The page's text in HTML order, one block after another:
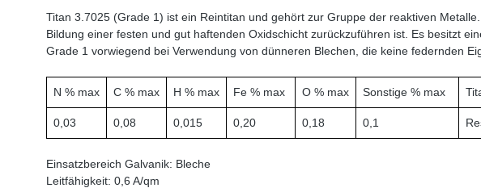
Titan 3.7025 (Grade 1) ist ein Reintitan und gehört zur Gruppe der reaktiven
Bildung einer festen und gut haftenden Oxidschicht zurückzuführen ist. Es besitzt
Grade 1 vorwiegend bei Verwendung von dünneren Blechen, die keine federnden
N % max C % max H % max Fe % max O % max Sonstige % max
0,03 0,08 0,015 0,20 0,18 0,1
Einsatzbereich Galvanik: Bleche
Leitfähigkeit: 0,6 A/qm